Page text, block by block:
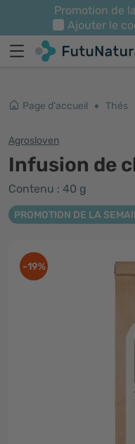
Promotion de
Ajouter le
Page d'accueil Thés
Agrosloven
Infusion de
Contenu : 40 g
PROMOTION DE LA
-19%